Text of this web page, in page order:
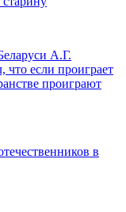
А.Г.
если проиграет
проиграют
в